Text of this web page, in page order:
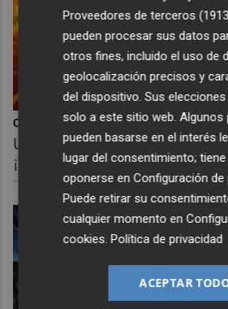
Corepunk MMORPG
Un verdadero MMORPG de
¡Cómo los de antes, pero
Proveedores de terceros
pueden procesar sus datos
otros fines, incluido el uso de
geolocalización precisos y
del dispositivo. Sus
solo a este sitio web. Algunos
pueden basarse en el interés
lugar del consentimiento;
oponerse enConfiguración de
Puede retirar su
cualquier momento en
cookies .Política de privacidad
ACEPTAR